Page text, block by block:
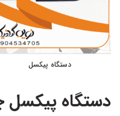
دستگاه پیکسل
دستگاه